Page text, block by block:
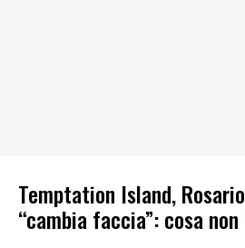
Temptation Island,
“cambia faccia”: cosa